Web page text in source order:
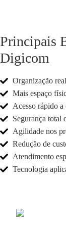
Principais
Digicom
Organização
Mais espaço
Acesso rápido
Segurança total
Agilidade nos
Redução de
Atendimento
Tecnologia